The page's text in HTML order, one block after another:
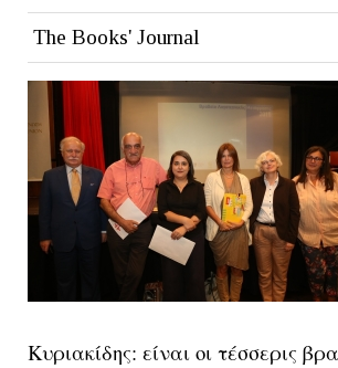
The Books' Journal
Κυριακίδης: είναι οι τέσσερις